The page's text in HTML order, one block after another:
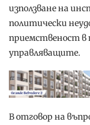
използване на
политически
приемственост в
управляващите.
В отговор на